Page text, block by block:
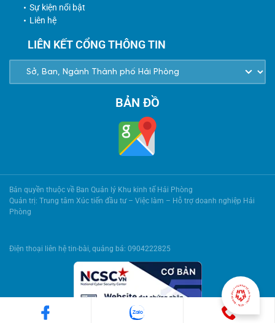
Sự kiện nổi bật
Liên hệ
LIÊN KẾT CỔNG THÔNG TIN
BẢN ĐỒ
Bản quyền thuộc về Ban Quản lý Khu kinh tế Hải Phòng
Quản trị: Trung tâm Xúc tiến đầu tư – Việc làm – Hỗ trợ doanh nghiệp Hải
Phòng
Điện thoại liên hệ tin-bài, quảng bá: 0904222825